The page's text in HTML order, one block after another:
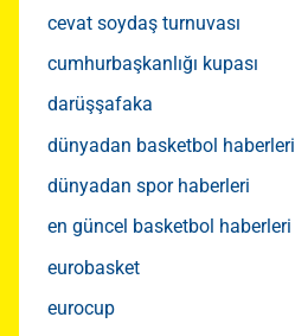
cevat soydaş turnuvası
cumhurbaşkanlığı kupası
darüşşafaka
dünyadan basketbol haberleri
dünyadan spor haberleri
en güncel basketbol haberleri
eurobasket
eurocup